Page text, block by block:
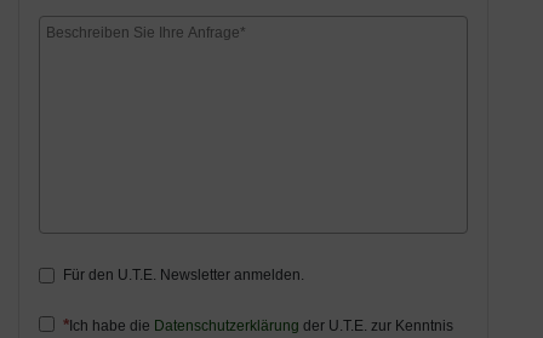
Für den U.T.E. Newsletter anmelden.
Ich habe die Datenschutzerklärung der U.T.E. zur Kenntnis